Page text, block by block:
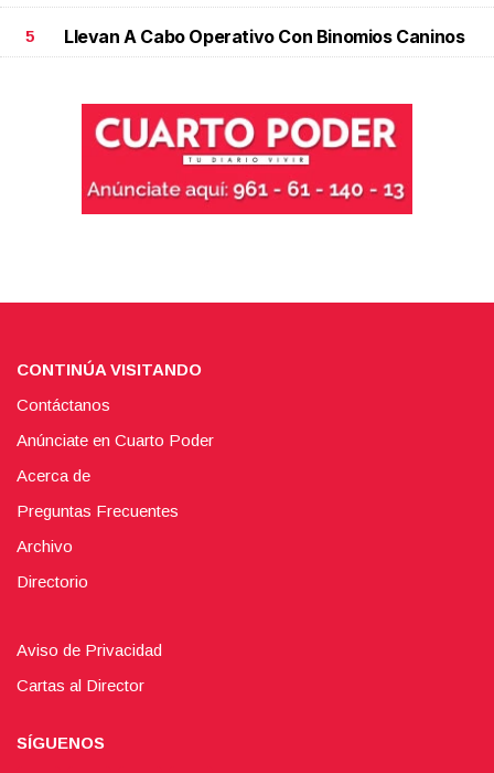
5 Llevan A Cabo Operativo Con Binomios Caninos
CONTINÚA VISITANDO
Contáctanos
Anúnciate en Cuarto Poder
Acerca de
Preguntas Frecuentes
Archivo
Directorio
Aviso de Privacidad
Cartas al Director
SÍGUENOS